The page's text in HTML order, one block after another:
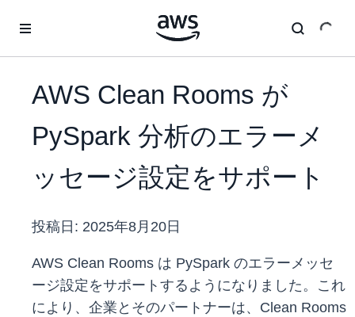
AWS Clean Rooms が
PySpark 分析のエラーメ
ッセージ設定をサポート
投稿日: 2025年8月20日
AWS Clean Rooms は PySpark のエラーメッセ
ージ設定をサポートするようになりました。これ
により、企業とそのパートナーは、Clean Rooms